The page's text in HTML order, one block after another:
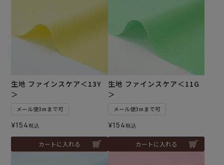
生地 ファインスケア＜13Y
＞
メール便3mまで可
¥154税込
カートに入れる
生地 ファインスケア＜11G
＞
メール便3mまで可
¥154税込
カートに入れる